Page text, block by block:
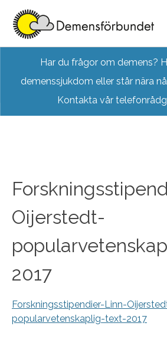
content
Har du frågor om demens?
demenssjukdom eller står nära
Kontakta vår
Oijerstedt-
2017
Forskningsstipendier-Linn-
popularvetenskaplig-text-2017